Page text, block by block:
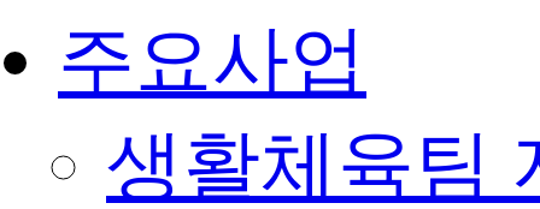
주요사업
생활체육팀